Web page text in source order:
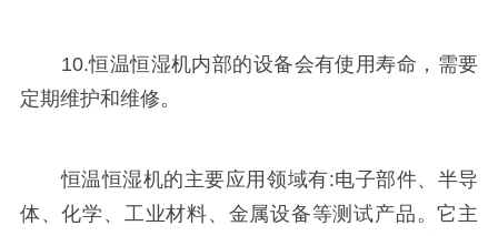
10.恒温恒湿机内部的设备会有使用寿命，需要
定期维护和维修。
恒温恒湿机的主要应用领域有:电子部件、半导
体、化学、工业材料、金属设备等测试产品。它主